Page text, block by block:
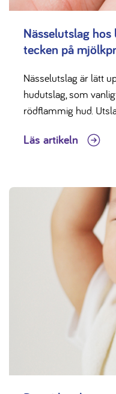
Nässelutslag
tecken på
Nässelutslag är lätt
hudutslag, som
rödflammig hud.
Läs artikeln